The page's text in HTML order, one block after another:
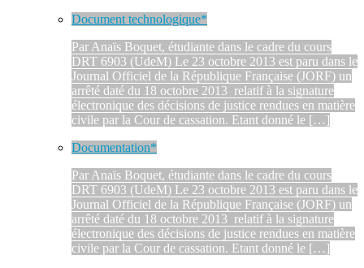
Document technologique*
Par Anaïs Boquet, étudiante dans le cadre du cours
DRT 6903 (UdeM) Le 23 octobre 2013 est paru dans le
Journal Officiel de la République Française (JORF) un
arrêté daté du 18 octobre 2013 relatif à la signature
électronique des décisions de justice rendues en matière
civile par la Cour de cassation. Etant donné le […]
Documentation*
Par Anaïs Boquet, étudiante dans le cadre du cours
DRT 6903 (UdeM) Le 23 octobre 2013 est paru dans le
Journal Officiel de la République Française (JORF) un
arrêté daté du 18 octobre 2013 relatif à la signature
électronique des décisions de justice rendues en matière
civile par la Cour de cassation. Etant donné le […]